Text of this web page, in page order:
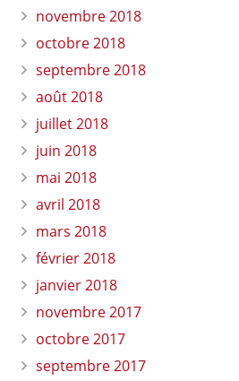
novembre 2018
octobre 2018
septembre 2018
août 2018
juillet 2018
juin 2018
mai 2018
avril 2018
mars 2018
février 2018
janvier 2018
novembre 2017
octobre 2017
septembre 2017